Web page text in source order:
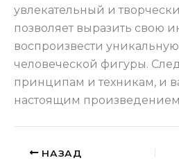
увлекательный и
позволяет выразить свою
воспроизвести уникальную
человеческой фигуры.
принципам и техникам, и
настоящим произведением
НАЗАД